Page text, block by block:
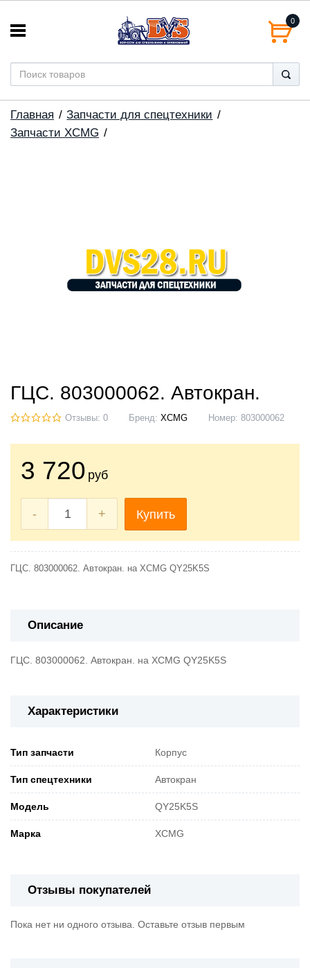
0
Главная
Запчасти для спецтехники
Запчасти XCMG
ГЦС. 803000062. Автокран.
Отзывы: 0 Бренд: XCMG Номер: 803000062
3 720 руб
- + Купить
ГЦС. 803000062. Автокран. на XCMG QY25K5S
Описание
ГЦС. 803000062. Автокран. на XCMG QY25K5S
Характеристики
Тип запчасти Корпус
Тип спецтехники Автокран
Модель QY25K5S
Марка XCMG
Отзывы покупателей
Пока нет ни одного отзыва. Оставьте отзыв первым